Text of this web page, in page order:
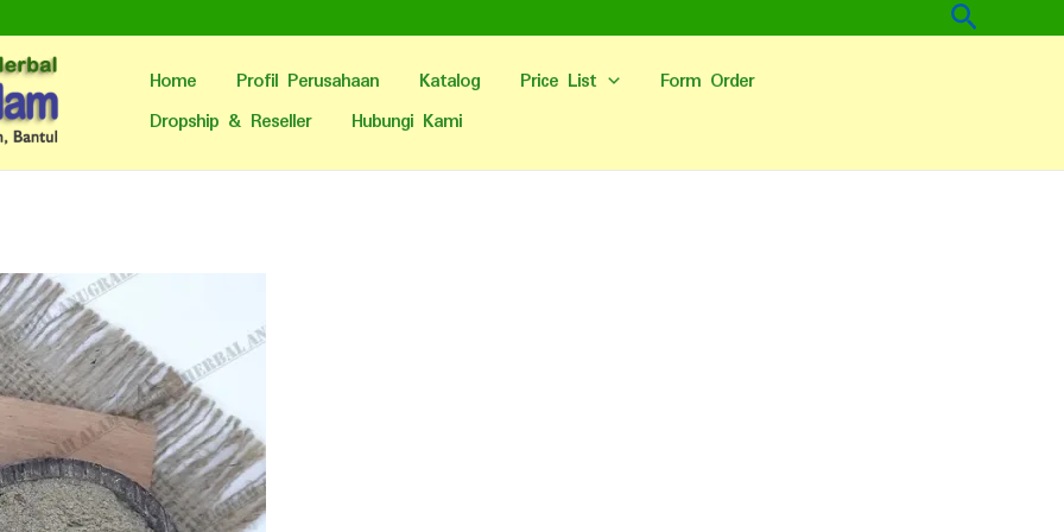
Cari
Home Profil Perusahaan Katalog Price List
Form Order
Dropship & Reseller
Hubungi Kami